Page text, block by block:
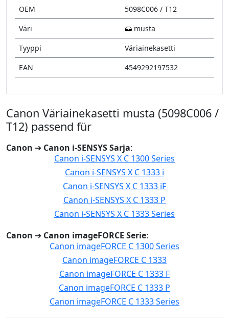
OEM
5098C006 / T12
Väri
musta
Tyyppi
Väriainekasetti
EAN
4549292197532
Canon Väriainekasetti musta (5098C006 /
T12) passend für
Canon ➔ Canon i-SENSYS Sarja:
Canon i-SENSYS X C 1300 Series
Canon i-SENSYS X C 1333 i
Canon i-SENSYS X C 1333 iF
Canon i-SENSYS X C 1333 P
Canon i-SENSYS X C 1333 Series
Canon ➔ Canon imageFORCE Serie:
Canon imageFORCE C 1300 Series
Canon imageFORCE C 1333
Canon imageFORCE C 1333 F
Canon imageFORCE C 1333 P
Canon imageFORCE C 1333 Series